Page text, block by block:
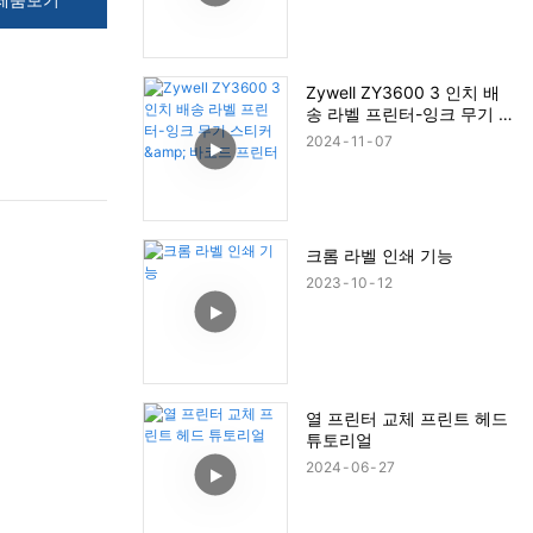
Zywell ZY3600 3 인치 배
송 라벨 프린터-잉크 무기 스
티커 & 바코드 프린터
2024 11 07
크롬 라벨 인쇄 기능
2023 10 12
열 프린터 교체 프린트 헤드
튜토리얼
2024 06 27